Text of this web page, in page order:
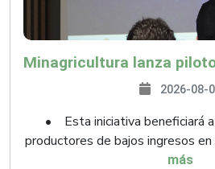
2026-08-
• Esta iniciativa beneficiará
productores de bajos ingresos en
más